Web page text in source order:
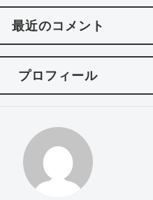
最近のコメント
プロフィール